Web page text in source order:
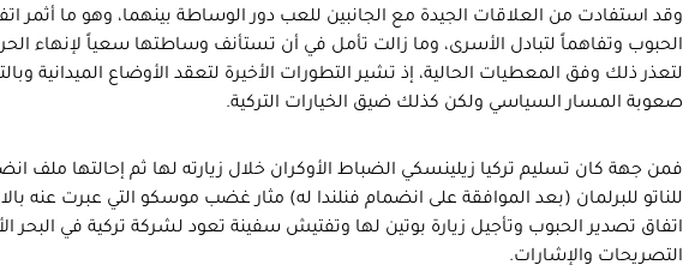
وقد استفادت من العلاقات الجيدة مع الجانبين للعب دور الوساطة بينهما، وهو ما أثمر
الحبوب وتفاهماً لتبادل الأسرى، وما زالت تأمل في أن تستأنف وساطتها سعياً لإنهاء
لتعذر ذلك وفق المعطيات الحالية، إذ تشير التطورات الأخيرة لتعقد الأوضاع الميدانية
صعوبة المسار السياسي ولكن كذلك ضيق الخيارات التركية.
فمن جهة كان تسليم تركيا زيلينسكي الضباط الأوكران خلال زيارته لها ثم إحالتها ملف
للناتو للبرلمان (بعد الموافقة على انضمام فنلندا له) مثار غضب موسكو التي عبرت عنه
اتفاق تصدير الحبوب وتأجيل زيارة بوتين لها وتفتيش سفينة تعود لشركة تركية في البحر
التصريحات والإشارات.